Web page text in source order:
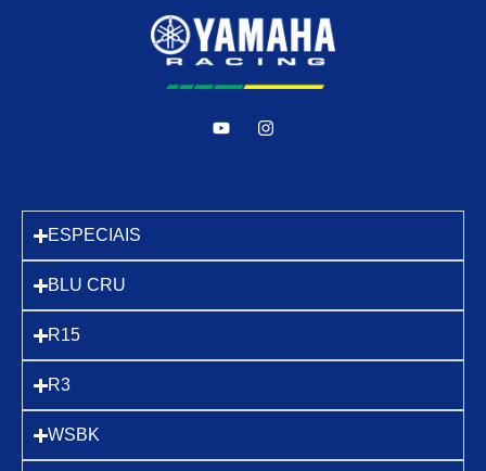
ESPECIAIS
BLU CRU
R15
R3
WSBK